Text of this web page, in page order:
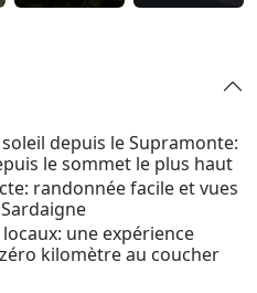
depuis le Supramonte:
le sommet le plus haut
randonnée facile et vues
une expérience
kilomètre au coucher